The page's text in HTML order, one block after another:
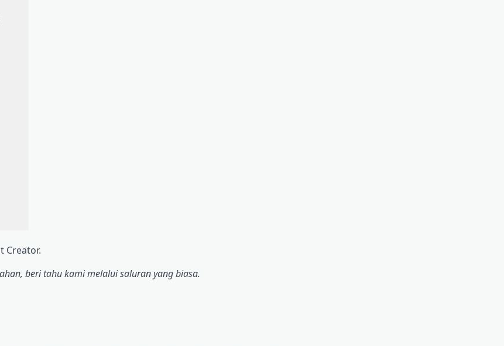
Creator.
beri tahu kami melalui saluran yang biasa.